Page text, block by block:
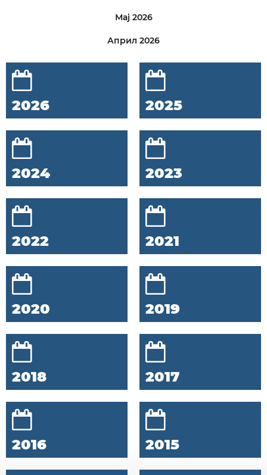
Мај 2026
Април 2026
2026 2025
2024 2023
2022 2021
2020 2019
2018 2017
2016 2015